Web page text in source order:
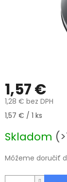
1,57 €
1,28 € bez DPH
Jednotková cena:
1,57 € / 1 ks
Skladom
Môžeme doručiť